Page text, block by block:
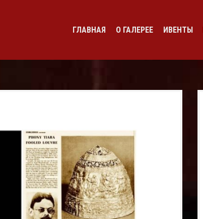
ГЛАВНАЯ О ГАЛЕРЕЕ ИВЕНТЫ